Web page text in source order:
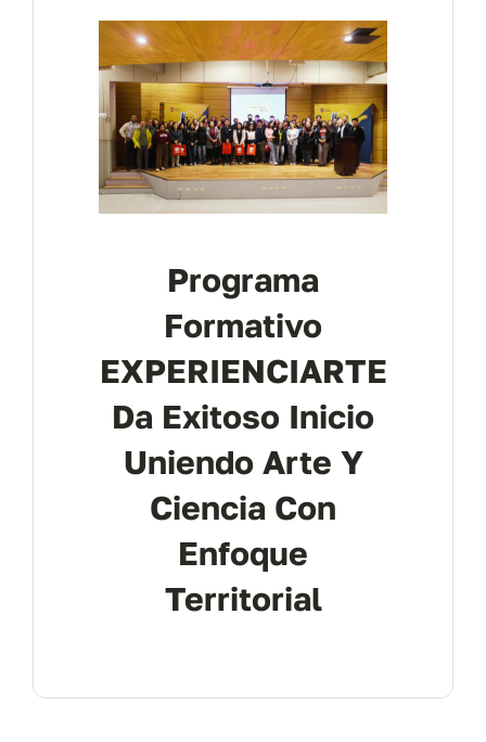
Programa
Formativo
EXPERIENCIARTE
Da Exitoso Inicio
Uniendo Arte Y
Ciencia Con
Enfoque
Territorial